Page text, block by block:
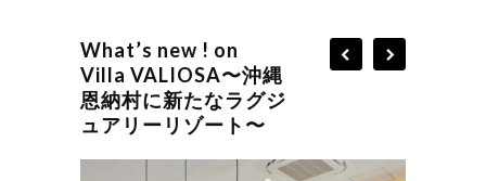
What’s new ! on
Villa VALIOSA〜沖縄
恩納村に新たなラグジ
ュアリーリゾート〜